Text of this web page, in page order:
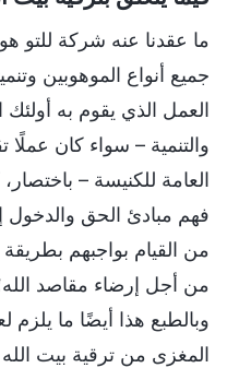
ما عقدنا عنه شركة للتو
جميع أنواع الموهوبين
العمل الذي يقوم به أولئك
والتنمية – سواء كان عملًا
العامة للكنيسة –
فهم مبادئ الحق والدخول
من القيام بواجبهم
من أجل إرضاء مقاصد
وبالطبع هذا أيضًا ما
المغزى من ترقية بيت الله